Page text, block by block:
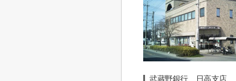
武蔵野銀行 日高支店